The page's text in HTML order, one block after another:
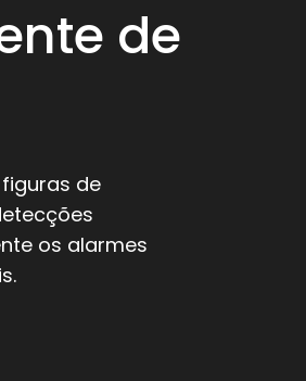
de
de
os alarmes